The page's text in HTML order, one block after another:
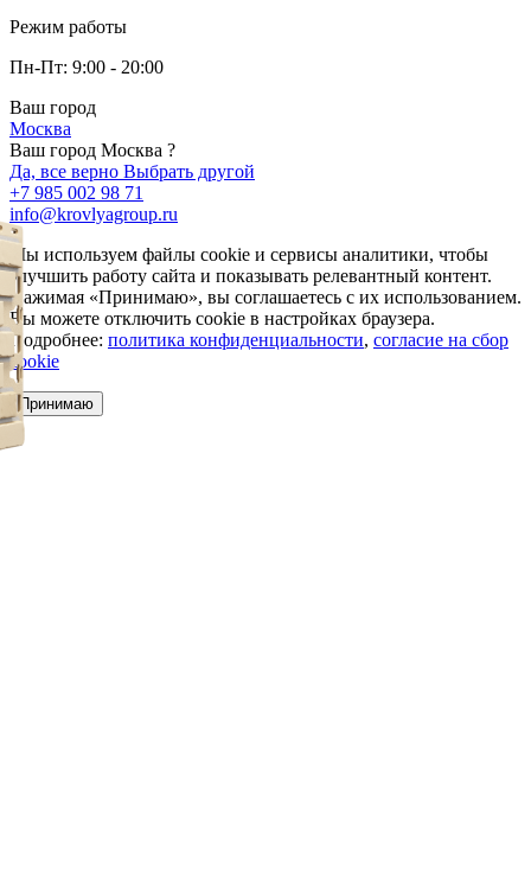
Режим работы
Пн-Пт: 9:00 - 20:00
Ваш город
Москва
Ваш город Москва ?
Да, все верно Выбрать другой
+7 985 002 98 71
info@krovlyagroup.ru
Мы используем файлы cookie и сервисы аналитики, чтобы
улучшить работу сайта и показывать релевантный контент.
Нажимая «Принимаю», вы соглашаетесь с их использованием.
Вы можете отключить cookie в настройках браузера.
Подробнее: политика конфиденциальности, согласие на сбор
cookie
Принимаю